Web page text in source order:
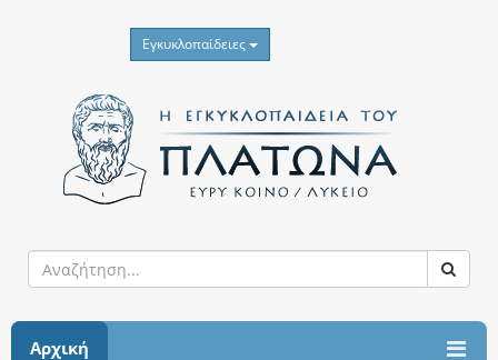
Εγκυκλοπαίδειες
Αρχική